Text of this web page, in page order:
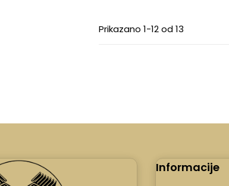
Prikazano 1-12 od 13
Informacije